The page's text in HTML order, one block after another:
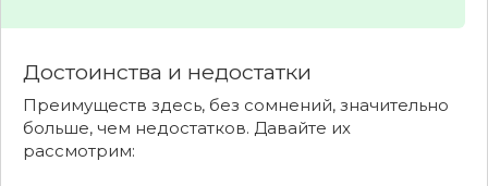
Достоинства и недостатки
Преимуществ здесь, без сомнений, значительно
больше, чем недостатков. Давайте их
рассмотрим: